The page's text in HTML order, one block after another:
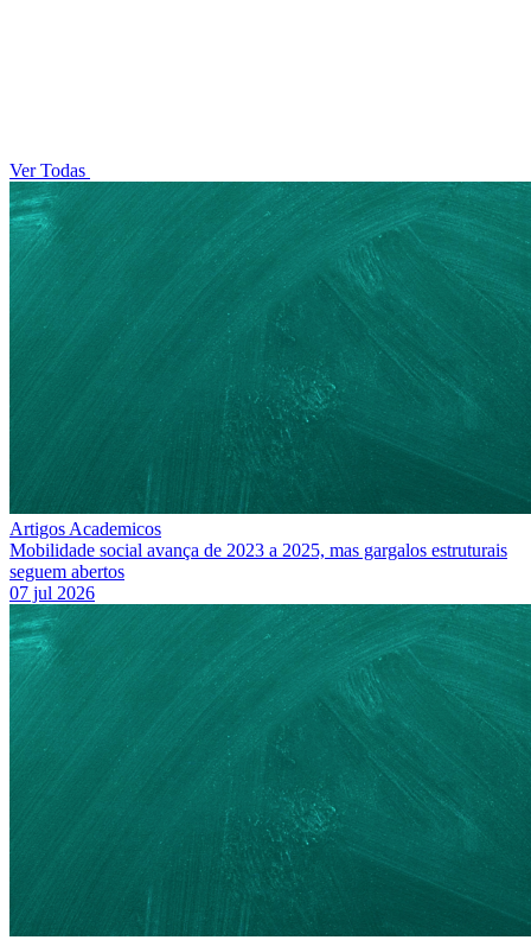
Ver Todas
Artigos Academicos
Mobilidade social avança de 2023 a 2025, mas gargalos estruturais
seguem abertos
07 jul 2026